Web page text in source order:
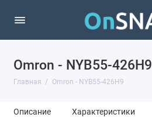
Omron - NYB55-426H9
Главная Omron - NYB55-426H9
Описание Характеристики